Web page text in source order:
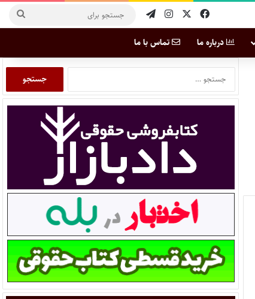
درباره ما تماس با ما